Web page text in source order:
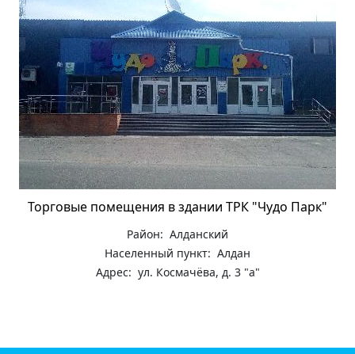
Торговые помещения в здании ТРК "Чудо Парк"
Район: Алданский
Населенный пункт: Алдан
Адрес: ул. Космачёва, д. 3 "а"